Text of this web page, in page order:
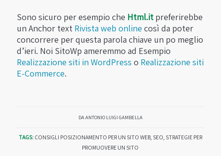
Sono sicuro per esempio che Html.it preferirebbe
un Anchor text Rivista web online così da poter
concorrere per questa parola chiave un po meglio
d’ieri. Noi SitoWp ameremmo ad Esempio
Realizzazione siti in WordPress o Realizzazione siti
E-Commerce.
DAANTONIO LUIGI GAMBELLA
TAGS: CONSIGLI POSIZIONAMENTO PER UN SITO WEB, SEO, STRATEGIE PER
PROMUOVERE UN SITO